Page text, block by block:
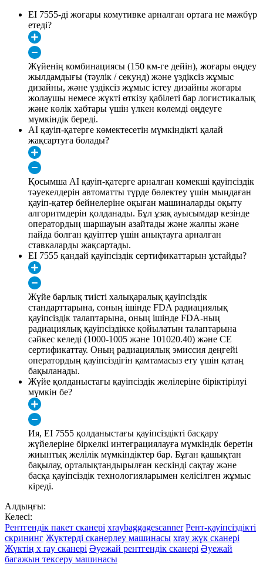
EI 7555-ді жоғары комутивке арналған ортаға не мәжбүр
етеді?
Жүйенің комбинациясы (150 км-ге дейін), жоғары өңдеу
жылдамдығы (тәулік / секунд) және үздіксіз жұмыс
дизайны, және үздіксіз жұмыс істеу дизайны жоғары
жолаушы немесе жүкті өткізу қабілеті бар логистикалық
және көлік хабтары үшін үлкен көлемді өңдеуге
мүмкіндік береді.
AI қауіп-қатерге көмектесетін мүмкіндікті қалай
жақсартуға болады?
Қосымша AI қауіп-қатерге арналған көмекші қауіпсіздік
тәуекелдерін автоматты түрде бөлектеу үшін мыңдаған
қауіп-қатер бейнелеріне оқыған машиналарды оқыту
алгоритмдерін қолданады. Бұл ұзақ ауысымдар кезінде
оператордың шаршауын азайтады және жалпы және
пайда болған қауіптер үшін анықтауға арналған
ставкаларды жақсартады.
EI 7555 қандай қауіпсіздік сертификаттарын ұстайды?
Жүйе барлық тиісті халықаралық қауіпсіздік
стандарттарына, соның ішінде FDA радиациялық
қауіпсіздік талаптарына, оның ішінде FDA-ның
радиациялық қауіпсіздікке қойылатын талаптарына
сәйкес келеді (1000-1005 және 101020.40) және CE
сертификаттау. Оның радиациялық эмиссия деңгейі
оператордың қауіпсіздігін қамтамасыз ету үшін қатаң
бақыланады.
Жүйе қолданыстағы қауіпсіздік желілеріне біріктірілуі
мүмкін бе?
Ия, EI 7555 қолданыстағы қауіпсіздікті басқару
жүйелеріне біркелкі интеграциялауға мүмкіндік беретін
жиынтық желілік мүмкіндіктер бар. Бұған қашықтан
бақылау, орталықтандырылған кескінді сақтау және
басқа қауіпсіздік технологияларымен келісілген жұмыс
кіреді.
Алдыңғы:
Келесі:
Рентгендік пакет сканері xraybaggagescanner Рент-қауіпсіздікті
скрининг Жүктерді сканерлеу машинасы xray жүк сканері
Жүктің x ray сканері Әуежай рентгендік сканері Әуежай
багажын тексеру машинасы